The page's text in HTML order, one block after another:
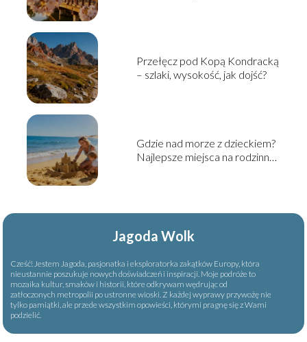
Przełęcz pod Kopą Kondracką
– szlaki, wysokość, jak dojść?
Gdzie nad morze z dzieckiem?
Najlepsze miejsca na rodzinny
Jagoda Wolk
Cześć! Jestem Jagoda, pasjonatka i eksploratorka zakątków Europy, która
nieustannie poszukuje nowych doświadczeń i inspiracji. Moje podróże to
mozaika kultur, smaków i historii, które odkrywam wędrując od
zatłoczonych metropolii po ustronne wioski. Z każdej wyprawy przywożę nie
tylko pamiątki, ale przede wszystkim opowieści, którymi pragnę się z Wami
podzielić.